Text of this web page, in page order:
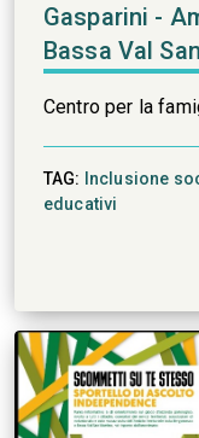
Gasparini -
Bassa Val
Centro per la
TAG: Inclusione
educativi